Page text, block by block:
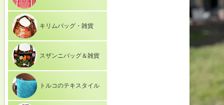
キリムバッグ・雑貨
スザンニバッグ＆雑貨
トルコのテキスタイル